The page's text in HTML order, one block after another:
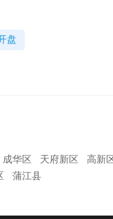
盘
成华区 天府新区
高新
蒲江县